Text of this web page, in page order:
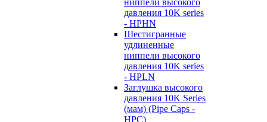
ниппели высокого
давления 10K series
- HPHN
Шестигранные
удлиненные
ниппели высокого
давления 10K series
- HPLN
Заглушка высокого
давления 10K Series
(мам) (Pipe Caps -
HPC)